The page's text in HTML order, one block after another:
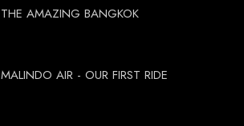
THE AMAZING BANGKOK
MALINDO AIR - OUR FIRST RIDE